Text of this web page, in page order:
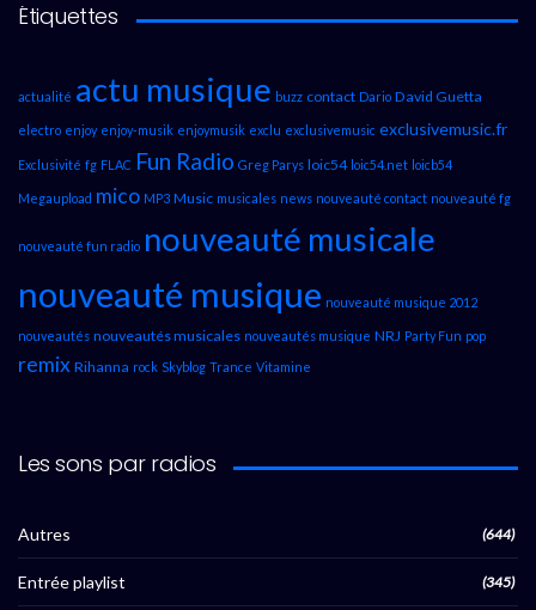
Étiquettes
actualité actu musique buzz contact Dario David Guetta
electro enjoy enjoy-musik enjoymusik exclu exclusivemusic exclusivemusic.fr
Exclusivité fg FLAC Fun Radio Greg Parys loic54 loic54.net loicb54
Megaupload mico MP3 Music musicales news nouveauté contact nouveauté fg
nouveauté fun radio nouveauté musicale
nouveauté musique nouveauté musique 2012
nouveautés nouveautés musicales nouveautés musique NRJ Party Fun pop
remix Rihanna rock Skyblog Trance Vitamine
Les sons par radios
Autres (644)
Entrée playlist (345)